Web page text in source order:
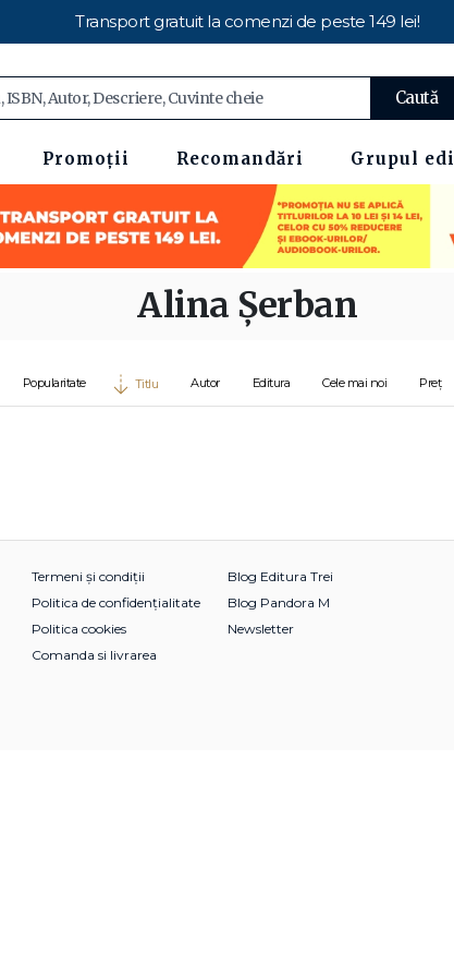
Transport gratuit la comenzi de peste 149 lei!
Caută
Promoții Recomandări Grupul
Alina Şerban
Popularitate Titlu Autor Editura Cele mai noi Preț
Termeni și condiții
Politica de confidențialitate
Politica cookies
Comanda si livrarea
Blog Editura Trei
Blog Pandora M
Newsletter